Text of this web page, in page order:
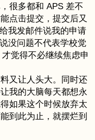
很多都和 APS 差不
点击提交，提交后又
我发邮件说我的申请
没问题不代表学校觉
觉得不必继续焦虑申
又让人头大。同时还
我的大脑每天都想永
如果这个时候放弃太
到此为止，就摆烂到